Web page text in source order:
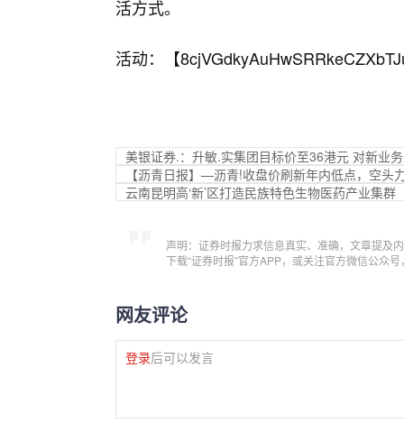
活方式。
活动：【
美银证券.：升敏.实集团目标价至36港元 对新业
【沥青日报】—沥青!收盘价刷新年内低点，空头
云南昆明高‘新’区打造民族特色生物医药产业集群
声明：证券时报力求信息真实、准确，文章提及
下载“证券时报”官方APP，或关注官方微信公众
网友评论
登录后可以发言